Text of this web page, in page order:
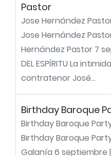
Pastor
Jose Hernández
Jose Hernández
Hernández Pastor 7
DEL ESPÍRITU La
contratenor José...
Birthday Baroque
Birthday Baroque
Birthday Baroque
Galanía 6 septiembre